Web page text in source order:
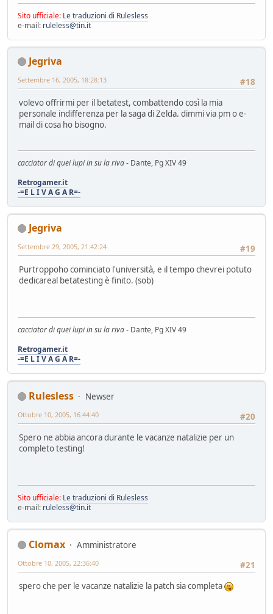
Sito ufficiale: Le traduzioni di Rulesless
e-mail: ruleless@tin.it
Jegriva
#18
Settembre 16, 2005, 18:28:13
volevo offrirmi per il betatest, combattendo così la mia
personale indifferenza per la saga di Zelda. dimmi via pm o e-
mail di cosa ho bisogno.
cacciator di quei lupi in su la riva- Dante, Pg XIV 49
Retrogamer.it
-=E L I V A G A R=-
Jegriva
#19
Settembre 29, 2005, 21:42:24
Purtroppoho cominciato l'università, e il tempo chevrei potuto
dedicareal betatesting è finito. (sob)
cacciator di quei lupi in su la riva- Dante, Pg XIV 49
Retrogamer.it
-=E L I V A G A R=-
Rulesless
Newser
#20
Ottobre 10, 2005, 16:44:40
Spero ne abbia ancora durante le vacanze natalizie per un
completo testing!
Sito ufficiale: Le traduzioni di Rulesless
e-mail: ruleless@tin.it
Clomax
Amministratore
#21
Ottobre 10, 2005, 22:36:40
spero che per le vacanze natalizie la patch sia completa